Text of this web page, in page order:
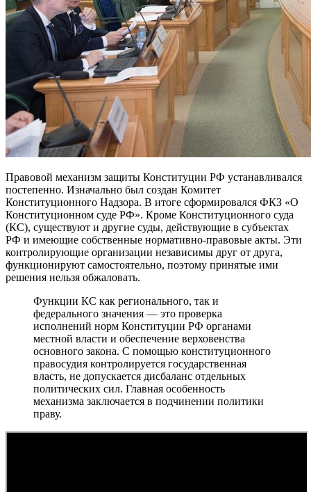
Правовой механизм защиты Конституции РФ устанавливался
постепенно. Изначально был создан Комитет
Конституционного Надзора. В итоге сформировался ФКЗ «О
Конституционном суде РФ». Кроме Конституционного суда
(КС), существуют и другие суды, действующие в субъектах
РФ и имеющие собственные нормативно-правовые акты. Эти
контролирующие организации независимы друг от друга,
функционируют самостоятельно, поэтому принятые ими
решения нельзя обжаловать.
Функции КС как регионального, так и
федерального значения — это проверка
исполнений норм Конституции РФ органами
местной власти и обеспечение верховенства
основного закона. С помощью конституционного
правосудия контролируется государственная
власть, не допускается дисбаланс отдельных
политических сил. Главная особенность
механизма заключается в подчинении политики
праву.